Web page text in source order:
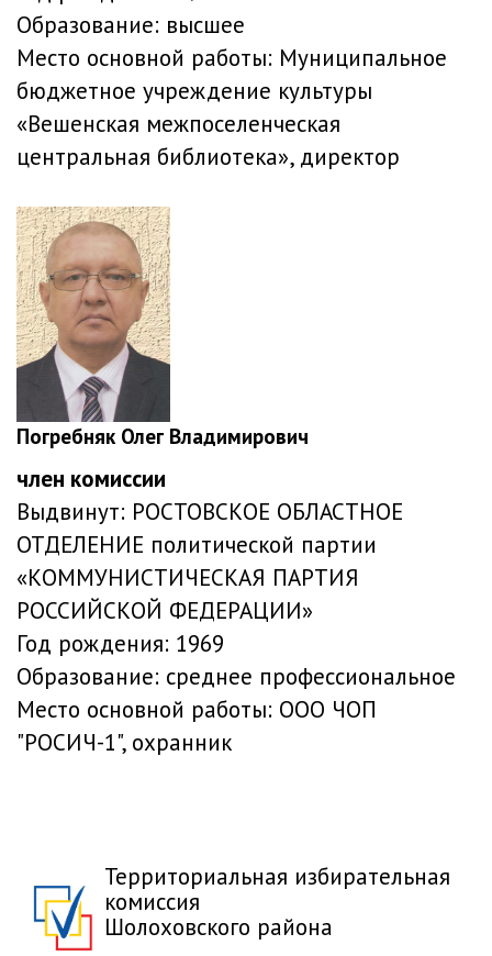
Образование: высшее
Место основной работы: Муниципальное
бюджетное учреждение культуры
«Вешенская межпоселенческая
центральная библиотека», директор
Погребняк Олег Владимирович
член комиссии
Выдвинут: РОСТОВСКОЕ ОБЛАСТНОЕ
ОТДЕЛЕНИЕ политической партии
«КОММУНИСТИЧЕСКАЯ ПАРТИЯ
РОССИЙСКОЙ ФЕДЕРАЦИИ»
Год рождения: 1969
Образование: среднее профессиональное
Место основной работы: ООО ЧОП
"РОСИЧ-1", охранник
Территориальная избирательная
комиссия
Шолоховского района